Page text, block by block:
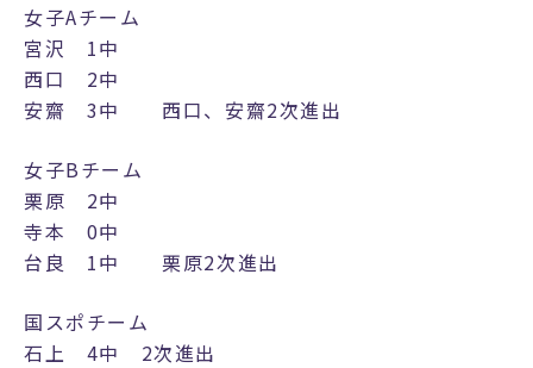
女子Aチーム
宮沢 1中
西口 2中
安齋 3中 西口、安齋2次進出
女子Bチーム
栗原 2中
寺本 0中
台良 1中 栗原2次進出
国スポチーム
石上 4中 2次進出